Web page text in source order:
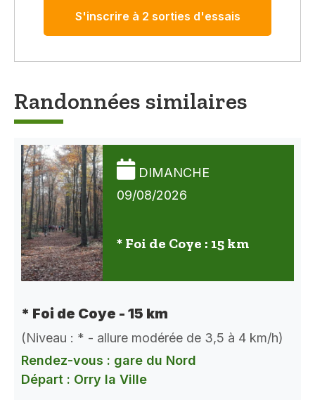
S'inscrire à 2 sorties d'essais
Randonnées similaires
DIMANCHE
09/08/2026
* Foi de Coye : 15 km
* Foi de Coye - 15 km
(Niveau : * - allure modérée de 3,5 à 4 km/h)
Rendez-vous : gare du Nord
Départ : Orry la Ville